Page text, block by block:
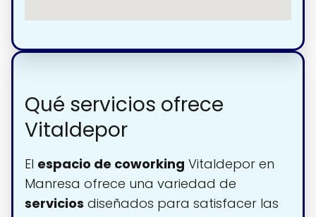
Qué servicios ofrece
Vitaldepor
El espacio de coworking Vitaldepor en
Manresa ofrece una variedad de
servicios diseñados para satisfacer las